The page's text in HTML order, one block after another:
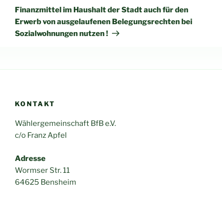
Beitrag
Finanzmittel im Haushalt der Stadt auch für den
Erwerb von ausgelaufenen Belegungsrechten bei
Sozialwohnungen nutzen !
KONTAKT
Wählergemeinschaft BfB e.V.
c/o Franz Apfel
Adresse
Wormser Str. 11
64625 Bensheim